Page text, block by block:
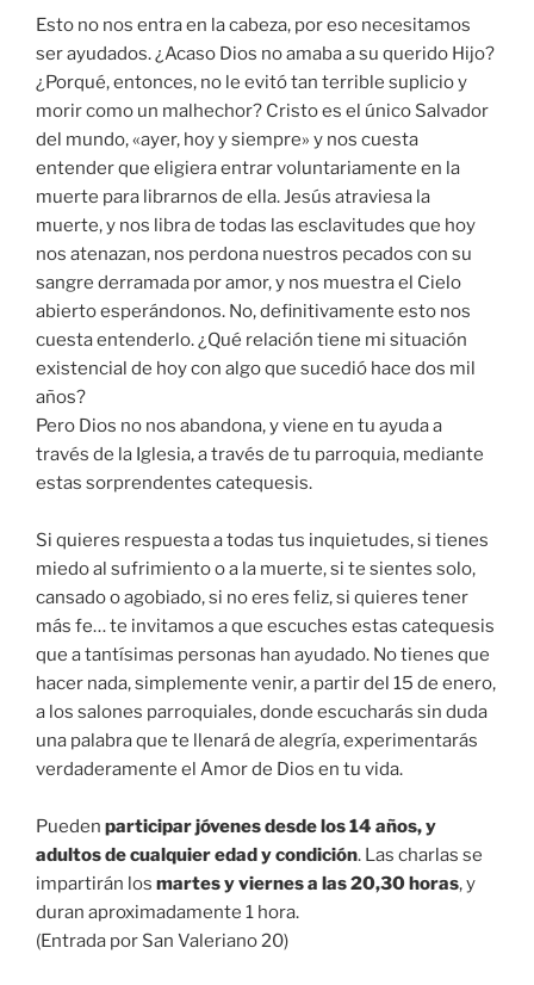
Esto no nos entra en la cabeza, por eso necesitamos
ser ayudados. ¿Acaso Dios no amaba a su querido Hijo?
¿Porqué, entonces, no le evitó tan terrible suplicio y
morir como un malhechor? Cristo es el único Salvador
del mundo, «ayer, hoy y siempre» y nos cuesta
entender que eligiera entrar voluntariamente en la
muerte para librarnos de ella. Jesús atraviesa la
muerte, y nos libra de todas las esclavitudes que hoy
nos atenazan, nos perdona nuestros pecados con su
sangre derramada por amor, y nos muestra el Cielo
abierto esperándonos. No, definitivamente esto nos
cuesta entenderlo. ¿Qué relación tiene mi situación
existencial de hoy con algo que sucedió hace dos mil
años?
Pero Dios no nos abandona, y viene en tu ayuda a
través de la Iglesia, a través de tu parroquia, mediante
estas sorprendentes catequesis.
Si quieres respuesta a todas tus inquietudes, si tienes
miedo al sufrimiento o a la muerte, si te sientes solo,
cansado o agobiado, si no eres feliz, si quieres tener
más fe… te invitamos a que escuches estas catequesis
que a tantísimas personas han ayudado. No tienes que
hacer nada, simplemente venir, a partir del 15 de enero,
a los salones parroquiales, donde escucharás sin duda
una palabra que te llenará de alegría, experimentarás
verdaderamente el Amor de Dios en tu vida.
Pueden participar jóvenes desde los 14 años, y
adultos de cualquier edad y condición. Las charlas se
impartirán los martes y viernes a las 20,30 horas, y
duran aproximadamente 1 hora.
(Entrada por San Valeriano 20)